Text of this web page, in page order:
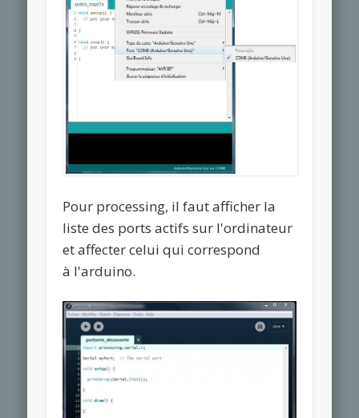
Pour processing, il faut afficher la
liste des ports actifs sur l'ordinateur
et affecter celui qui correspond
à l'arduino.